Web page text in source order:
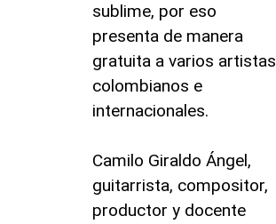
sublime, por eso
presenta de manera
gratuita a varios artistas
colombianos e
internacionales.
Camilo Giraldo Ángel,
guitarrista, compositor,
productor y docente